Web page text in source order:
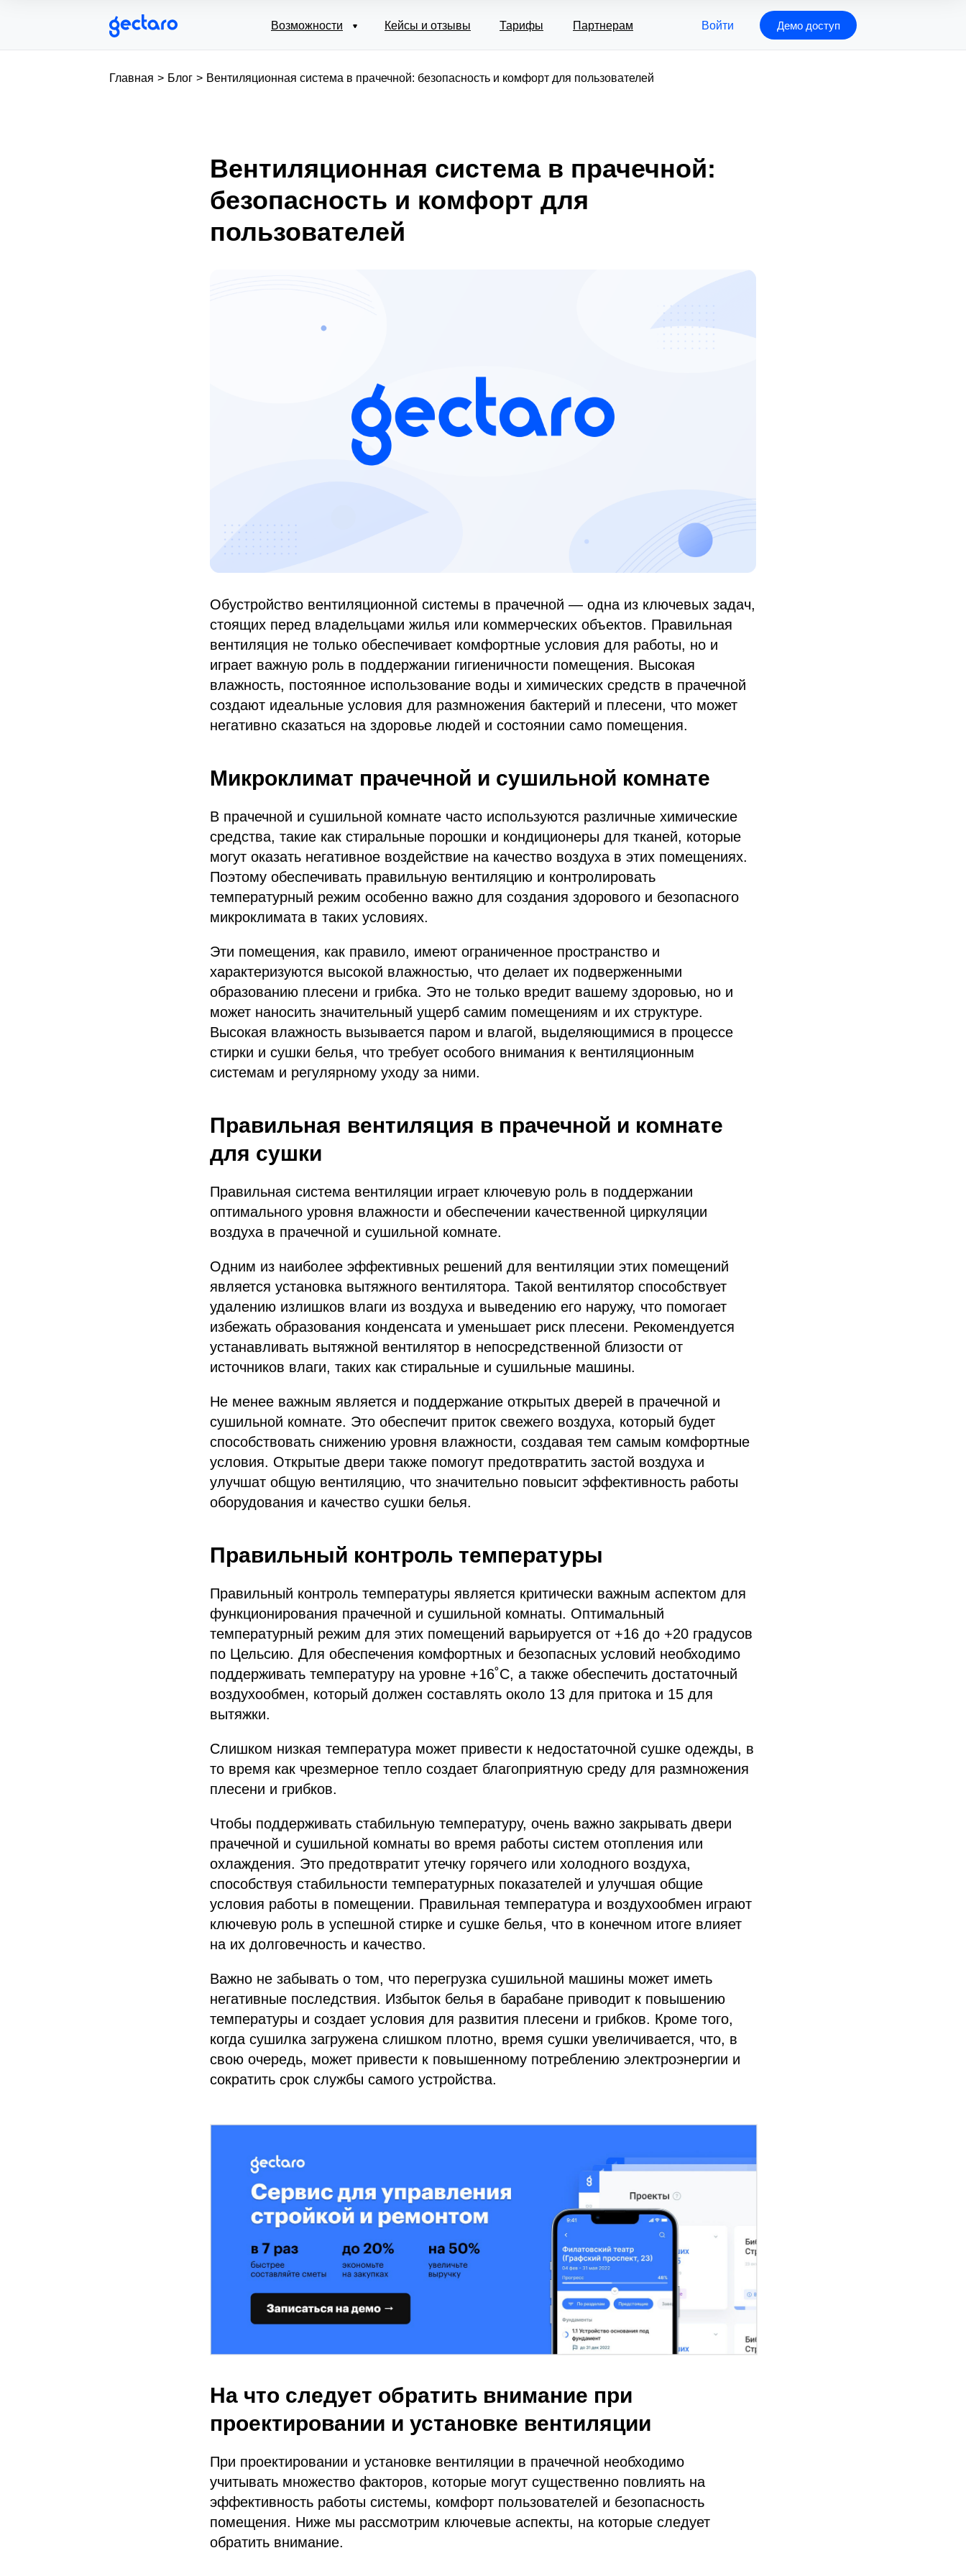
Возможности Демо доступ
Войти
Кейсы и отзывы Тарифы Партнерам
Главная > Блог > Вентиляционная система в прачечной: безопасность и комфорт для пользователей
Вентиляционная система в прачечной:
безопасность и комфорт для
пользователей
Обустройство вентиляционной системы в прачечной — одна из ключевых задач,
стоящих перед владельцами жилья или коммерческих объектов. Правильная
вентиляция не только обеспечивает комфортные условия для работы, но и
играет важную роль в поддержании гигиеничности помещения. Высокая
влажность, постоянное использование воды и химических средств в прачечной
создают идеальные условия для размножения бактерий и плесени, что может
негативно сказаться на здоровье людей и состоянии само помещения.
Микроклимат прачечной и сушильной комнате
В прачечной и сушильной комнате часто используются различные химические
средства, такие как стиральные порошки и кондиционеры для тканей, которые
могут оказать негативное воздействие на качество воздуха в этих помещениях.
Поэтому обеспечивать правильную вентиляцию и контролировать
температурный режим особенно важно для создания здорового и безопасного
микроклимата в таких условиях.
Эти помещения, как правило, имеют ограниченное пространство и
характеризуются высокой влажностью, что делает их подверженными
образованию плесени и грибка. Это не только вредит вашему здоровью, но и
может наносить значительный ущерб самим помещениям и их структуре.
Высокая влажность вызывается паром и влагой, выделяющимися в процессе
стирки и сушки белья, что требует особого внимания к вентиляционным
системам и регулярному уходу за ними.
Правильная вентиляция в прачечной и комнате
для сушки
Правильная система вентиляции играет ключевую роль в поддержании
оптимального уровня влажности и обеспечении качественной циркуляции
воздуха в прачечной и сушильной комнате.
Одним из наиболее эффективных решений для вентиляции этих помещений
является установка вытяжного вентилятора. Такой вентилятор способствует
удалению излишков влаги из воздуха и выведению его наружу, что помогает
избежать образования конденсата и уменьшает риск плесени. Рекомендуется
устанавливать вытяжной вентилятор в непосредственной близости от
источников влаги, таких как стиральные и сушильные машины.
Не менее важным является и поддержание открытых дверей в прачечной и
сушильной комнате. Это обеспечит приток свежего воздуха, который будет
способствовать снижению уровня влажности, создавая тем самым комфортные
условия. Открытые двери также помогут предотвратить застой воздуха и
улучшат общую вентиляцию, что значительно повысит эффективность работы
оборудования и качество сушки белья.
Правильный контроль температуры
Правильный контроль температуры является критически важным аспектом для
функционирования прачечной и сушильной комнаты. Оптимальный
температурный режим для этих помещений варьируется от +16 до +20 градусов
по Цельсию. Для обеспечения комфортных и безопасных условий необходимо
поддерживать температуру на уровне +16˚С, а также обеспечить достаточный
воздухообмен, который должен составлять около 13 для притока и 15 для
вытяжки.
Слишком низкая температура может привести к недостаточной сушке одежды, в
то время как чрезмерное тепло создает благоприятную среду для размножения
плесени и грибков.
Чтобы поддерживать стабильную температуру, очень важно закрывать двери
прачечной и сушильной комнаты во время работы систем отопления или
охлаждения. Это предотвратит утечку горячего или холодного воздуха,
способствуя стабильности температурных показателей и улучшая общие
условия работы в помещении. Правильная температура и воздухообмен играют
ключевую роль в успешной стирке и сушке белья, что в конечном итоге влияет
на их долговечность и качество.
Важно не забывать о том, что перегрузка сушильной машины может иметь
негативные последствия. Избыток белья в барабане приводит к повышению
температуры и создает условия для развития плесени и грибков. Кроме того,
когда сушилка загружена слишком плотно, время сушки увеличивается, что, в
свою очередь, может привести к повышенному потреблению электроэнергии и
сократить срок службы самого устройства.
На что следует обратить внимание при
проектировании и установке вентиляции
При проектировании и установке вентиляции в прачечной необходимо
учитывать множество факторов, которые могут существенно повлиять на
эффективность работы системы, комфорт пользователей и безопасность
помещения. Ниже мы рассмотрим ключевые аспекты, на которые следует
обратить внимание.